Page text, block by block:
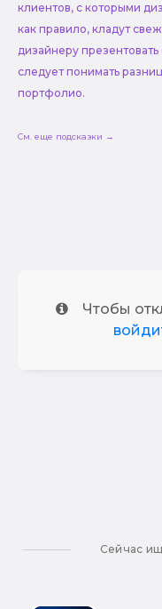
клиентов, с которыми
как правило, кладут
дизайнеру
следует понимать
портфолио.
См. еще подсказки →
Чтобы
Сейчас